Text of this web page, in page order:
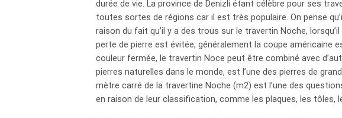
durée de vie. La province de Denizli étant célèbre pour ses
toutes sortes de régions car il est très populaire. On pense
raison du fait qu’il y a des trous sur le travertin Noche,
perte de pierre est évitée, généralement la coupe américaine
couleur fermée, le travertin Noce peut être combiné avec
pierres naturelles dans le monde, est l’une des pierres de
mètre carré de la travertine Noche (m2) est l’une des
en raison de leur classification, comme les plaques, les tôles,